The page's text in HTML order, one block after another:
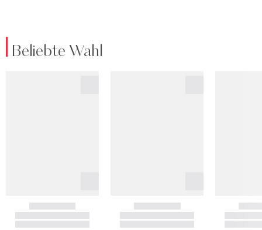
Beliebte Wahl